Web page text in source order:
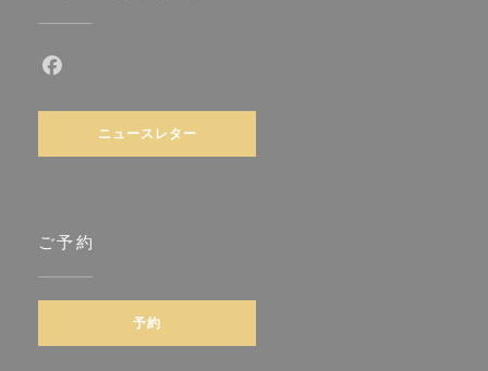
ニュースレター
ご予約
予約